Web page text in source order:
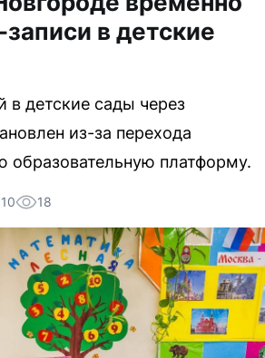
в детские
в детские сады через
из-за перехода
образовательную платформу.
18